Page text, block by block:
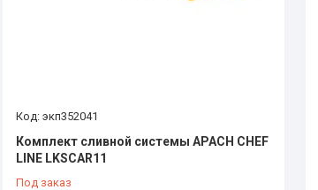
экп352041
Комплект сливной системы APACH CHEF
LINE LKSCAR11
Под заказ